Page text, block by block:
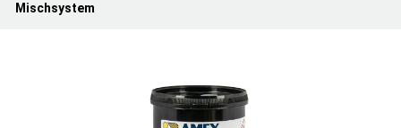
Mischsystem